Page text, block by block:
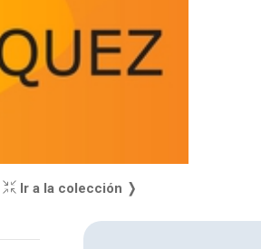
Ir a la colección ❭